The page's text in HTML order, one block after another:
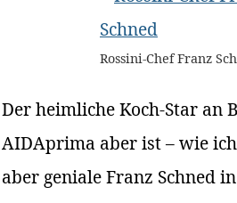
Rossini-Chef Franz
Der heimliche Koch-Star an
AIDAprima aber ist – wie
aber geniale Franz Schned